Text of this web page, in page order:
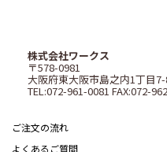
株式会社ワークス
〒578-0981
大阪府東大阪市島之内1丁目
TEL:072-961-0081 FAX:072-
ご注文の流れ
よくあるご質問